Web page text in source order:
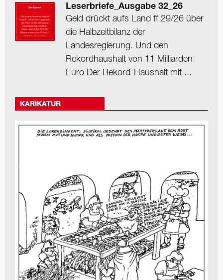
Leserbriefe_Ausgabe 32_26
Geld drückt aufs Land ff 29/26 über
die Halbzeitbilanz der
Landesregierung. Und den
Rekordhaushalt von 11 Milliarden
Euro Der Rekord-Haushalt mit ...
KARIKATUR